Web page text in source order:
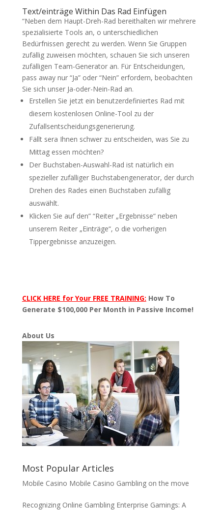
Text/einträge Within Das Rad Einfügen
“Neben dem Haupt-Dreh-Rad bereithalten wir mehrere
spezialisierte Tools an, o unterschiedlichen
Bedürfnissen gerecht zu werden. Wenn Sie Gruppen
zufällig zuweisen möchten, schauen Sie sich unseren
zufälligen Team-Generator an. Für Entscheidungen,
pass away nur “Ja” oder “Nein” erfordern, beobachten
Sie sich unser Ja-oder-Nein-Rad an.
Erstellen Sie jetzt ein benutzerdefiniertes Rad mit
diesem kostenlosen Online-Tool zu der
Zufallsentscheidungsgenerierung.
Fällt sera Ihnen schwer zu entscheiden, was Sie zu
Mittag essen möchten?
Der Buchstaben-Auswahl-Rad ist natürlich ein
spezieller zufälliger Buchstabengenerator, der durch
Drehen des Rades einen Buchstaben zufällig
auswählt.
Klicken Sie auf den” “Reiter „Ergebnisse“ neben
unserem Reiter „Einträge“, o die vorherigen
Tippergebnisse anzuzeigen.
CLICK HERE for Your FREE TRAINING: How To
Generate $100,000 Per Month in Passive Income!
About Us
Most Popular Articles
Mobile Casino Mobile Casino Gambling on the move
Recognizing Online Gambling Enterprise Gamings: A